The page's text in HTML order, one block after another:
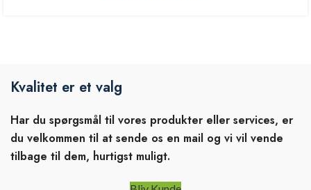
Kvalitet er et valg
Har du spørgsmål til vores produkter eller services, er
du velkommen til at sende os en mail og vi vil vende
tilbage til dem, hurtigst muligt.